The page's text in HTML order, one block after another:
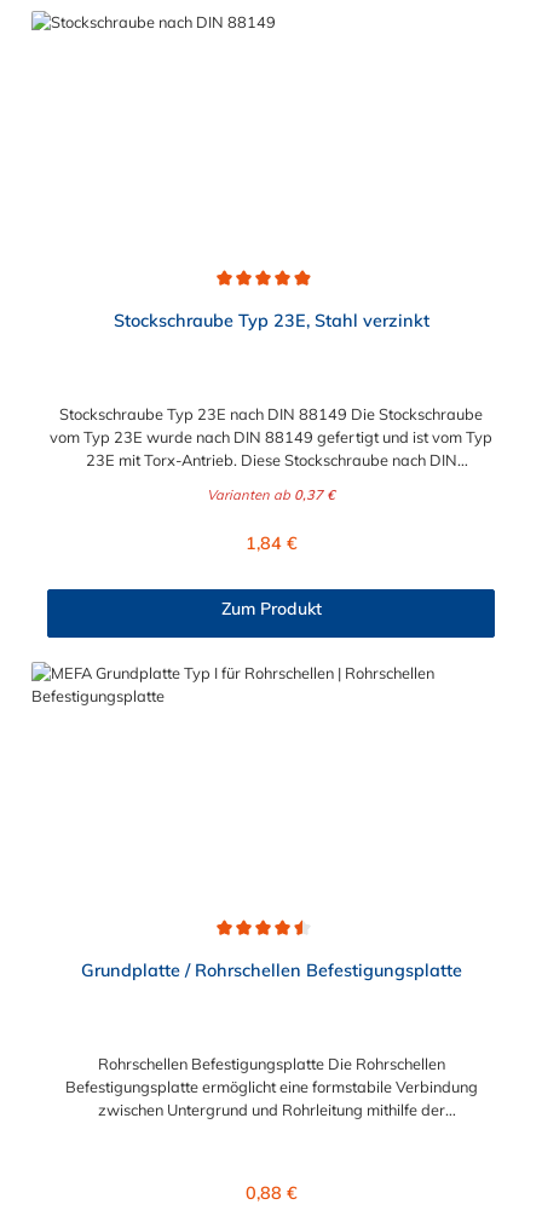
Stockschraube Typ 23E, Stahl verzinkt
Stockschraube Typ 23E nach DIN 88149 Die Stockschraube
vom Typ 23E wurde nach DIN 88149 gefertigt und ist vom Typ
23E mit Torx-Antrieb. Diese Stockschraube nach DIN
unseren Sanitärrohrschellen.
Varianten ab 0,37 €
Regulärer Preis:
1,84 €
Zum Produkt
Grundplatte / Rohrschellen Befestigungsplatte
Rohrschellen Befestigungsplatte Die Rohrschellen
Befestigungsplatte ermöglicht eine formstabile Verbindung
zwischen Untergrund und Rohrleitung mithilfe der
werden. Die aufgeschweißten Gewindemuffen in verschiedenen
Regulärer Preis:
0,88 €